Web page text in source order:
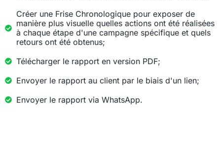
Créer une Frise Chronologique pour exposer de
manière plus visuelle quelles actions ont été réalisées
à chaque étape d'une campagne spécifique et quels
retours ont été obtenus;
Télécharger le rapport en version PDF;
Envoyer le rapport au client par le biais d'un lien;
​​Envoyer le rapport via WhatsApp.